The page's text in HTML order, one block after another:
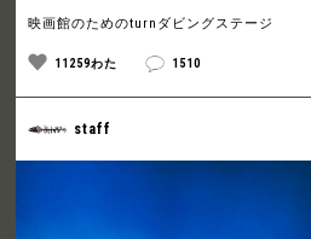
映画館のためのturnダビングステージ
11259わた 1510
staff